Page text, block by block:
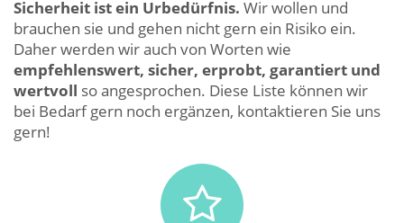
Sicherheit ist ein Urbedürfnis. Wir wollen und
brauchen sie und gehen nicht gern ein Risiko ein.
Daher werden wir auch von Worten wie
empfehlenswert, sicher, erprobt, garantiert und
wertvoll so angesprochen. Diese Liste können wir
bei Bedarf gern noch ergänzen, kontaktieren Sie uns
gern!